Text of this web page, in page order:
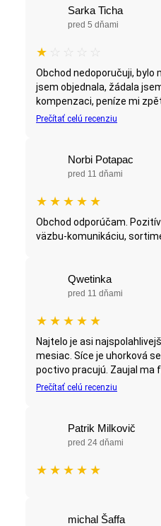
Sarka Ticha
pred 5 dňami
★ ☆ ☆ ☆ ☆
Obchod nedoporučuji, bylo
jsem objednala, žádala
kompenzaci, peníze mi zpět
Prečítať celú recenziu
Norbi Potapac
pred 11 dňami
★ ★ ★ ★ ★
Obchod odporúčam.
väzbu-komunikáciu,
Qwetinka
pred 11 dňami
★ ★ ★ ★ ★
Najtelo je asi
mesiac. Síce je uhorková
poctivo pracujú. Zaujal ma
Prečítať celú recenziu
Patrik Milkovič
pred 24 dňami
★ ★ ★ ★ ★
michal Šaffa